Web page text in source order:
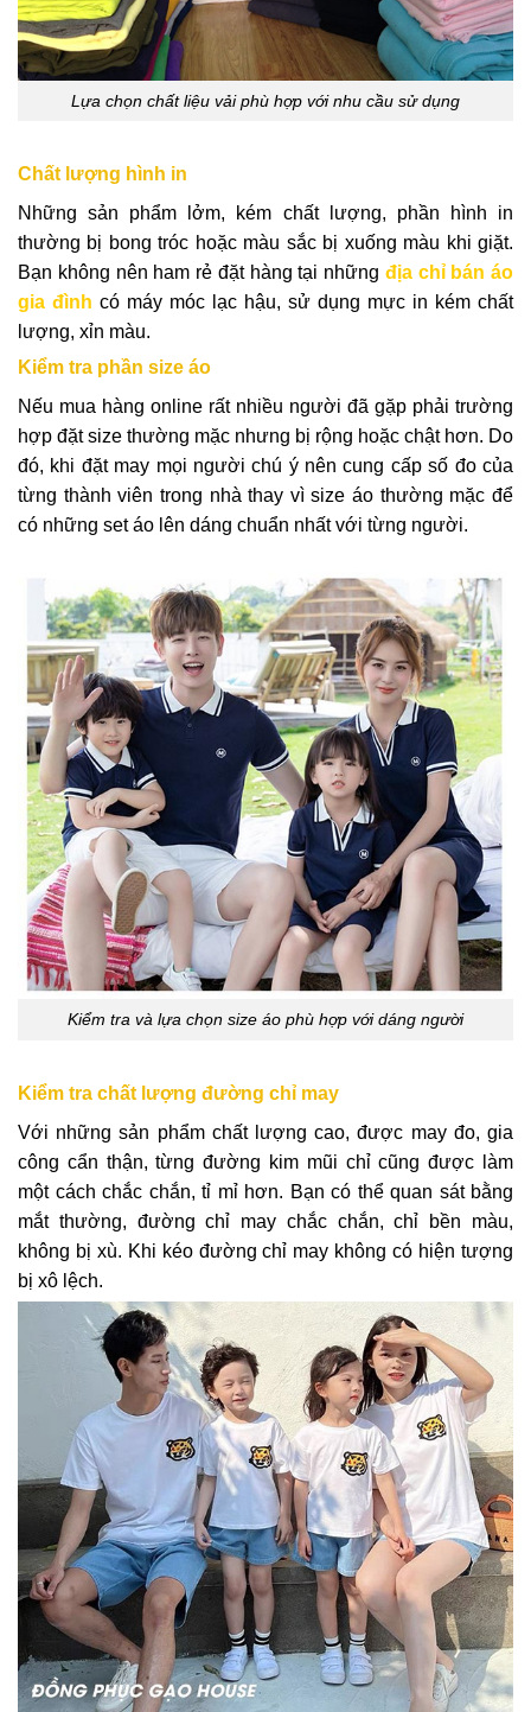
Lựa chọn chất liệu vải phù hợp với nhu cầu sử dụng
Chất lượng hình in
Những sản phẩm lởm, kém chất lượng, phần hình in
thường bị bong tróc hoặc màu sắc bị xuống màu khi giặt.
Bạn không nên ham rẻ đặt hàng tại những địa chỉ bán áo
gia đình có máy móc lạc hậu, sử dụng mực in kém chất
lượng, xỉn màu.
Kiểm tra phần size áo
Nếu mua hàng online rất nhiều người đã gặp phải trường
hợp đặt size thường mặc nhưng bị rộng hoặc chật hơn. Do
đó, khi đặt may mọi người chú ý nên cung cấp số đo của
từng thành viên trong nhà thay vì size áo thường mặc để
có những set áo lên dáng chuẩn nhất với từng người.
Kiểm tra và lựa chọn size áo phù hợp với dáng người
Kiểm tra chất lượng đường chỉ may
Với những sản phẩm chất lượng cao, được may đo, gia
công cẩn thận, từng đường kim mũi chỉ cũng được làm
một cách chắc chắn, tỉ mỉ hơn. Bạn có thể quan sát bằng
mắt thường, đường chỉ may chắc chắn, chỉ bền màu,
không bị xù. Khi kéo đường chỉ may không có hiện tượng
bị xô lệch.